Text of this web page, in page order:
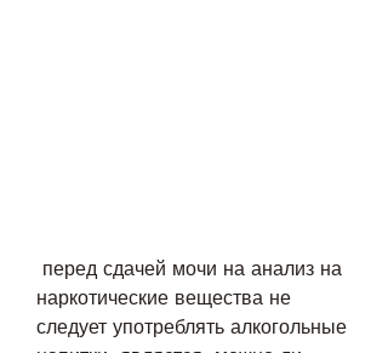
наркотические вещества не
следует употреблять алкогольные